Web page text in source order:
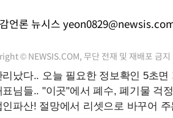
언론 뉴시스
© NEWSIS.COM, 무단 전재 및 재배포 금지